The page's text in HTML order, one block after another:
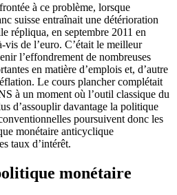
à ce problème, lorsque
suisse entraînait une détérioration
répliqua, en septembre 2011 en
de l’euro. C’était le meilleur
l’effondrement de nombreuses
en matière d’emplois et, d’autre
Le cours plancher complétait
à un moment où l’outil classique du
d’assouplir davantage la politique
poursuivent donc les
monétaire anticyclique
taux d’intérêt.
monétaire